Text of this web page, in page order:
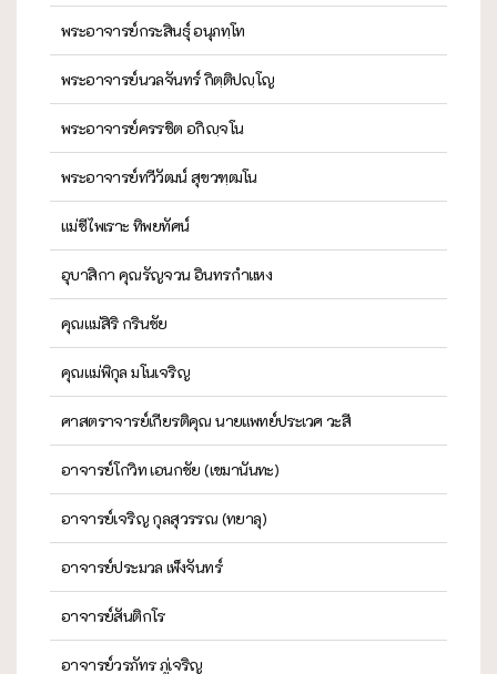
พระอาจารย์กระสินธุ์ อนุภทฺโท
พระอาจารย์นวลจันทร์ กิตฺติปญฺโญ
พระอาจารย์ครรชิต อกิญฺจโน
พระอาจารย์ทวีวัฒน์ สุขวฑฺฒโน
แม่ชีไพเราะ ทิพยทัศน์
อุบาสิกา คุณรัญจวน อินทรกำแหง
คุณแม่สิริ กรินชัย
คุณแม่พิกุล มโนเจริญ
ศาสตราจารย์เกียรติคุณ นายแพทย์ประเวศ วะสี
อาจารย์โกวิท เอนกชัย (เขมานันทะ)
อาจารย์เจริญ กุลสุวรรณ (ทยาลุ)
อาจารย์ประมวล เพ็งจันทร์
อาจารย์สันติกโร
อาจารย์วรภัทร ภู่เจริญ